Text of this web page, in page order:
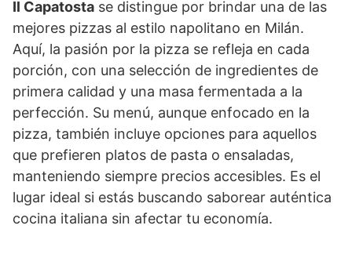
Il Capatosta se distingue por brindar una de las
mejores pizzas al estilo napolitano en Milán.
Aquí, la pasión por la pizza se refleja en cada
porción, con una selección de ingredientes de
primera calidad y una masa fermentada a la
perfección. Su menú, aunque enfocado en la
pizza, también incluye opciones para aquellos
que prefieren platos de pasta o ensaladas,
manteniendo siempre precios accesibles. Es el
lugar ideal si estás buscando saborear auténtica
cocina italiana sin afectar tu economía.